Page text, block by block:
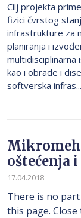
Cilj projekta
fizici čvrstog
infrastrukture za
planiranja i
multidisciplinarna
kao i obrade i
softverska infras...
oštećenja
17.04.2018
There is no
this page.